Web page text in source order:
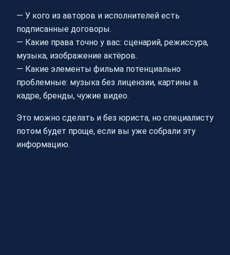
— У кого из авторов и исполнителей есть
подписанные договоры.
— Какие права точно у вас: сценарий, режиссура,
музыка, изображение актёров.
— Какие элементы фильма потенциально
проблемные: музыка без лицензии, картины в
кадре, бренды, чужие видео.
Это можно сделать и без юриста, но специалисту
потом будет проще, если вы уже собрали эту
информацию.